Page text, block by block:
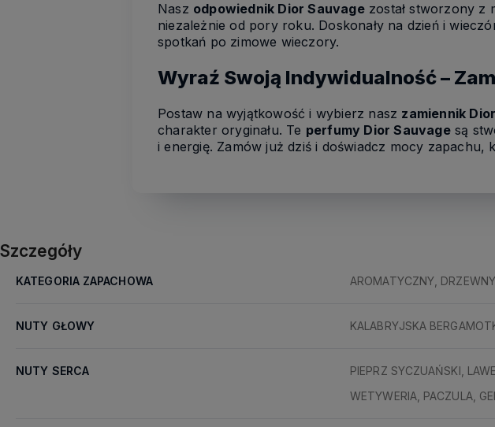
Nasz odpowiednik Dior Sauvagezostał stworzony z
niezależnie od pory roku. Doskonały na dzień i
spotkań po zimowe wieczory.
Wyraź Swoją Indywidualność –
Postaw na wyjątkowość i wybierz nasz zamiennik
charakter oryginału. Te perfumy Dior Sauvagesą
i energię. Zamów już dziś i doświadcz mocy
Szczegóły
KATEGORIA ZAPACHOWA AROMATYCZNY,
NUTY GŁOWY KALABRYJSKA
NUTY SERCA
PIEPRZ SYCZUAŃSKI,
WETYWERIA, PACZULA,